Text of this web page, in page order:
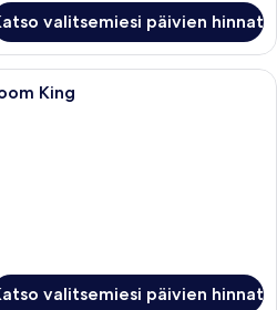
valitsemiesi päivien hinnat
Hotellihuone, jossa on suuri sänky,
King
valitsemiesi päivien hinnat